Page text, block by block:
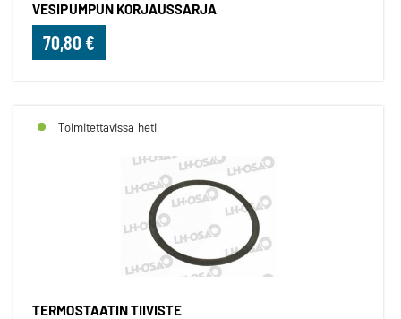
VESIPUMPUN KORJAUSSARJA
70,80 €
Toimitettavissa heti
TERMOSTAATIN TIIVISTE